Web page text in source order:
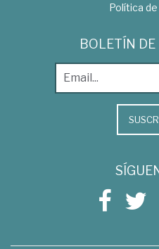
Política
BOLETÍN DE